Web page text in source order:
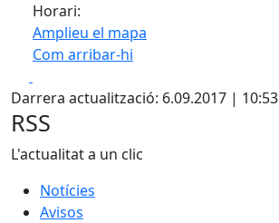
Horari:
Amplieu el mapa
Com arribar-hi
+
−
Darrera actualització: 6.09.2017 | 10:53
RSS
L'actualitat a un clic
Notícies
Avisos